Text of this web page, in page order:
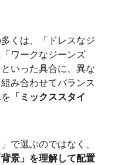
くは、「ドレスなジ
ワークなジーンズ
いった具合に、異な
み合わせてバランス
「ミックススタイ
で選ぶのではなく、
景」を理解して配置